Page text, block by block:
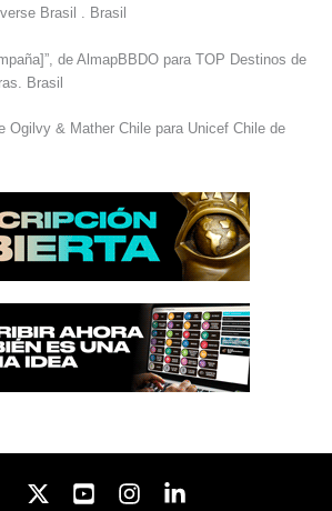
Brasil . Brasil
de AlmapBBDO para TOP Destinos de
Brasil
Ogilvy & Mather Chile para Unicef Chile de